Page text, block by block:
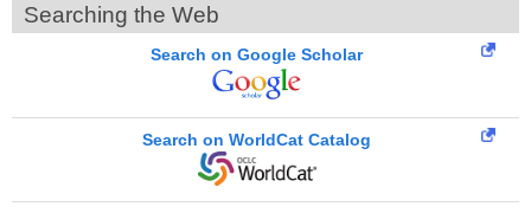
Searching the Web
Search on Google Scholar
Search on WorldCat Catalog